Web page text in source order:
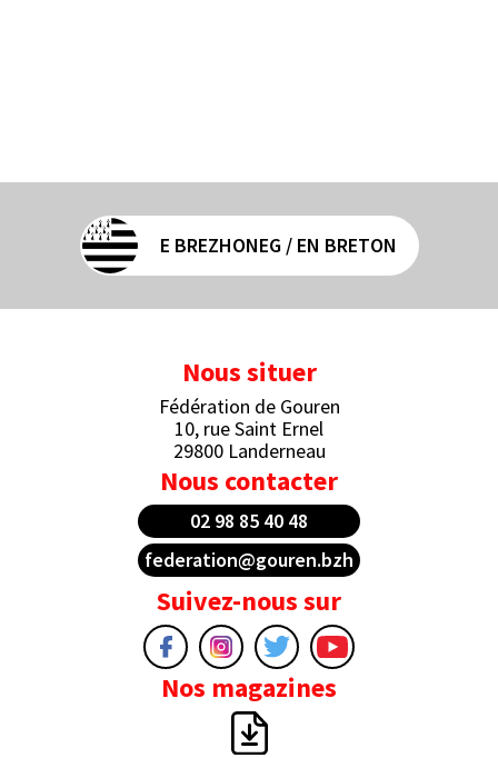
E BREZHONEG / EN BRETON
Nous situer
Fédération de Gouren
10, rue Saint Ernel
29800 Landerneau
Nous contacter
02 98 85 40 48
federation@gouren.bzh
Suivez-nous sur
Nos magazines